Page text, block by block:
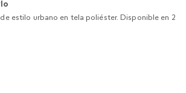
de estilo urbano en tela poliéster. Disponible en 2